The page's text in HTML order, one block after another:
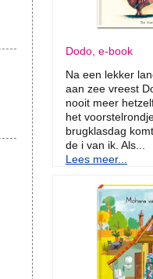
Dodo, e-book
Na een lekker
aan zee vreest
nooit meer
het
brugklasdag
de i van ik. Als...
Lees meer...